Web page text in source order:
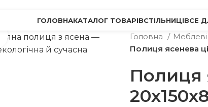
ГОЛОВНАКАТАЛОГ ТОВАРІВСТІЛЬНИЦІВСЕ
Натисніть, щоб збільшити
Головна
Полиця ясенева
Полиця